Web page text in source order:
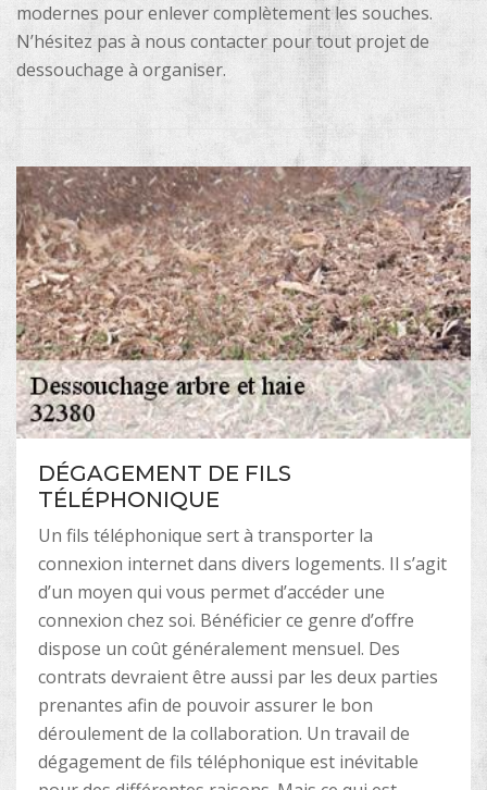
modernes pour enlever complètement les souches.
N’hésitez pas à nous contacter pour tout projet de
dessouchage à organiser.
DÉGAGEMENT DE FILS
TÉLÉPHONIQUE
Un fils téléphonique sert à transporter la
connexion internet dans divers logements. Il s’agit
d’un moyen qui vous permet d’accéder une
connexion chez soi. Bénéficier ce genre d’offre
dispose un coût généralement mensuel. Des
contrats devraient être aussi par les deux parties
prenantes afin de pouvoir assurer le bon
déroulement de la collaboration. Un travail de
dégagement de fils téléphonique est inévitable